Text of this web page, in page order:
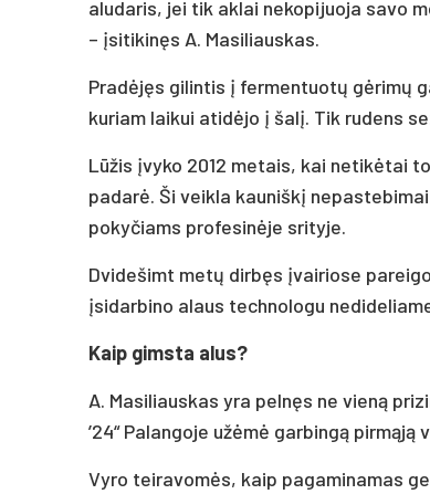
aludaris, jei tik aklai nekopijuoja savo
– įsitikinęs A. Masiliauskas.
Pradėjęs gilintis į fermentuotų gėrimų
kuriam laikui atidėjo į šalį. Tik rudens
Lūžis įvyko 2012 metais, kai netikėtai
padarė. Ši veikla kauniškį
pokyčiams profesinėje srityje.
Dvidešimt metų dirbęs įvairiose
įsidarbino alaus technologu
Kaip gimsta alus?
A. Masiliauskas yra pelnęs ne vieną
’24“ Palangoje užėmė garbingą
Vyro teiravomės, kaip pagaminamas